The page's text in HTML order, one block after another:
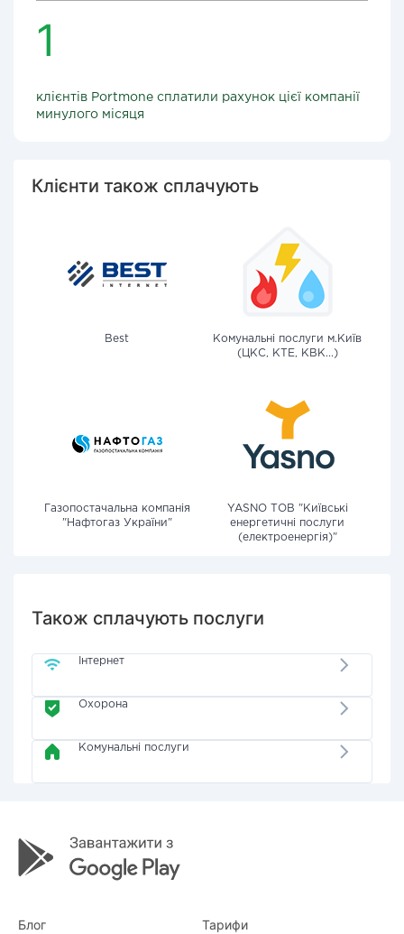
1
клієнтів Portmone сплатили рахунок цієї компанії
минулого місяця
Клієнти також сплачують
Best
Комунальні послуги м.Київ
(ЦКС, КТЕ, КВК...)
Газопостачальна компанія
"Нафтогаз України"
YASNO ТОВ "Київські
енергетичні послуги
(електроенергія)"
Також сплачують послуги
Інтернет
Охорона
Комунальні послуги
Блог Тарифи